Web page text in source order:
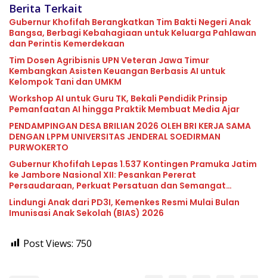
Berita Terkait
Gubernur Khofifah Berangkatkan Tim Bakti Negeri Anak
Bangsa, Berbagi Kebahagiaan untuk Keluarga Pahlawan
dan Perintis Kemerdekaan
Tim Dosen Agribisnis UPN Veteran Jawa Timur
Kembangkan Asisten Keuangan Berbasis AI untuk
Kelompok Tani dan UMKM
Workshop AI untuk Guru TK, Bekali Pendidik Prinsip
Pemanfaatan AI hingga Praktik Membuat Media Ajar
PENDAMPINGAN DESA BRILIAN 2026 OLEH BRI KERJA SAMA
DENGAN LPPM UNIVERSITAS JENDERAL SOEDIRMAN
PURWOKERTO
Gubernur Khofifah Lepas 1.537 Kontingen Pramuka Jatim
ke Jambore Nasional XII: Pesankan Pererat
Persaudaraan, Perkuat Persatuan dan Semangat
Nasionalisme
Lindungi Anak dari PD3I, Kemenkes Resmi Mulai Bulan
Imunisasi Anak Sekolah (BIAS) 2026
Post Views: 750